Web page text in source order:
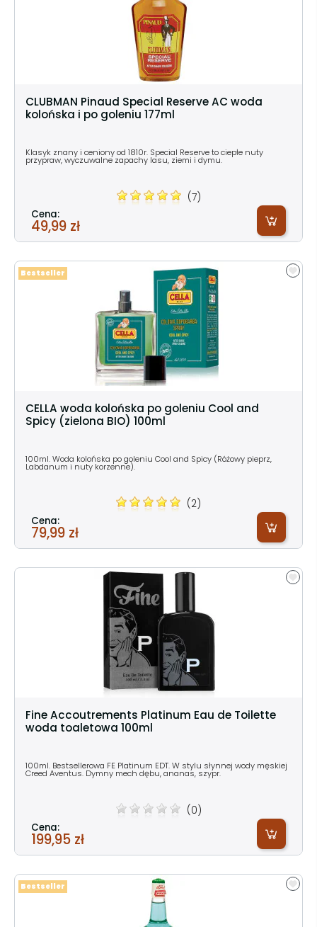
CLUBMAN Pinaud Special Reserve AC woda
kolońska i po goleniu 177ml
Klasyk znany i ceniony od 1810r. Special Reserve to ciepłe nuty
przypraw, wyczuwalne zapachy lasu, ziemi i dymu.
(7)
Cena:
49,99 zł
CELLA woda kolońska po goleniu Cool and
Spicy (zielona BIO) 100ml
100ml. Woda kolońska po goleniu Cool and Spicy (Różowy pieprz,
Labdanum i nuty korzenne).
(2)
Cena:
79,99 zł
Bestseller
Fine Accoutrements Platinum Eau de Toilette
woda toaletowa 100ml
100ml. Bestsellerowa FE Platinum EDT. W stylu słynnej wody męskiej
Creed Aventus. Dymny mech dębu, ananas, szypr.
(0)
Cena:
199,95 zł
Bestseller